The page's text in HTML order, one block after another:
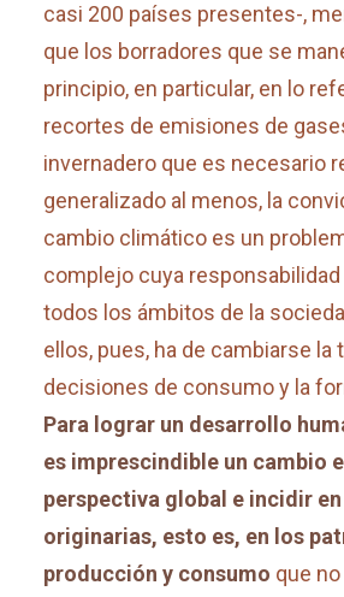
casi 200 países presentes-,
que los borradores que se
principio, en particular, en lo
recortes de emisiones de
invernadero que es necesario
generalizado al menos, la
cambio climático es un
complejo cuya
todos los ámbitos de la
ellos, pues, ha de cambiarse la
decisiones de consumo y la
Para lograr un desarrollo
es imprescindible un cambio
perspectiva global e incidir
originarias, esto es, en los
producción y consumo que